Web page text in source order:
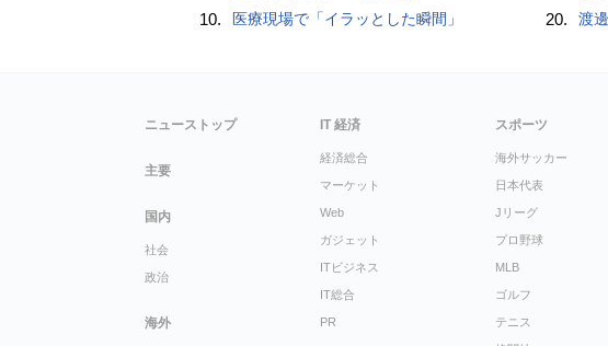
10. 医療現場で「イラッとした瞬間」 20. 渡
ニューストップ
主要
国内
社会
政治
海外
IT 経済
経済総合
マーケット
Web
ガジェット
ITビジネス
IT総合
PR
スポーツ
海外サッカー
日本代表
Jリーグ
プロ野球
MLB
ゴルフ
テニス